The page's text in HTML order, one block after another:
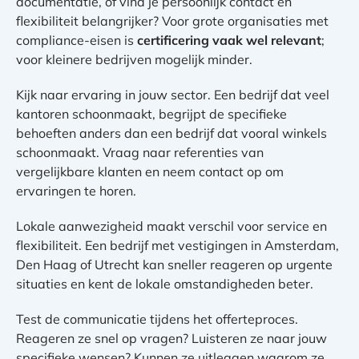
flexibiliteit belangrijker? Voor grote organisaties met
compliance-eisen is certificering vaak wel relevant;
voor kleinere bedrijven mogelijk minder.
Kijk naar ervaring in jouw sector. Een bedrijf dat veel
kantoren schoonmaakt, begrijpt de specifieke
behoeften anders dan een bedrijf dat vooral winkels
schoonmaakt. Vraag naar referenties van
vergelijkbare klanten en neem contact op om
ervaringen te horen.
Lokale aanwezigheid maakt verschil voor service en
flexibiliteit. Een bedrijf met vestigingen in Amsterdam,
Den Haag of Utrecht kan sneller reageren op urgente
situaties en kent de lokale omstandigheden beter.
Test de communicatie tijdens het offerteproces.
Reageren ze snel op vragen? Luisteren ze naar jouw